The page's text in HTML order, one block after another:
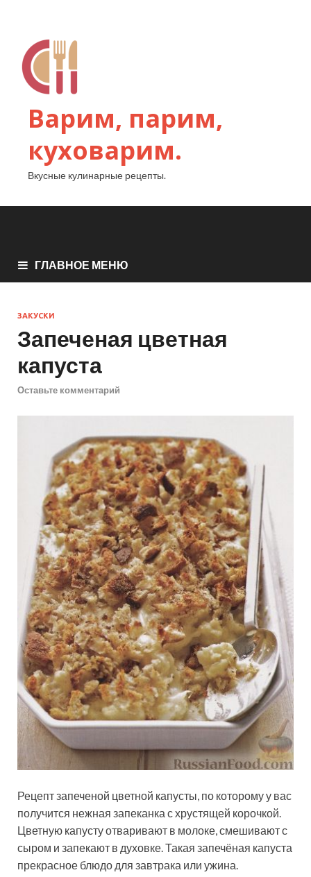
Варим, парим,
куховарим.
Вкусные кулинарные рецепты.
ГЛАВНОЕ МЕНЮ
ЗАКУСКИ
Запеченая цветная
капуста
Оставьте комментарий
Рецепт запеченой цветной капусты, по которому у вас
получится нежная запеканка с хрустящей корочкой.
Цветную капусту отваривают в молоке, смешивают с
сыром и запекают в духовке. Такая запечёная капуста
прекрасное блюдо для завтрака или ужина.